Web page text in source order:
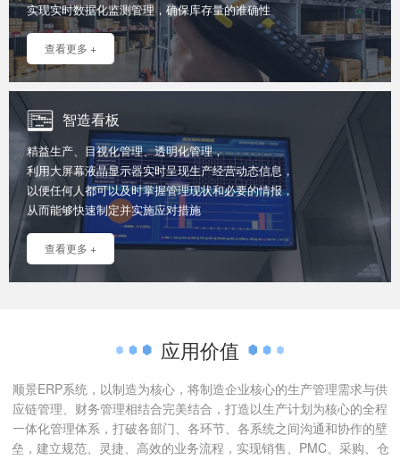
实现实时数据化监测管理，确保库存量的准确性
查看更多 +
智造看板
精益生产、目视化管理、透明化管理，
利用大屏幕液晶显示器实时呈现生产经营动态信息，
以便任何人都可以及时掌握管理现状和必要的情报，
从而能够快速制定并实施应对措施
查看更多 +
应用价值
顺景ERP系统，以制造为核心，将制造企业核心的生产管理需求与供
应链管理、财务管理相结合完美结合，打造以生产计划为核心的全程
一体化管理体系，打破各部门、各环节、各系统之间沟通和协作的壁
垒，建立规范、灵捷、高效的业务流程，实现销售、PMC、采购、仓